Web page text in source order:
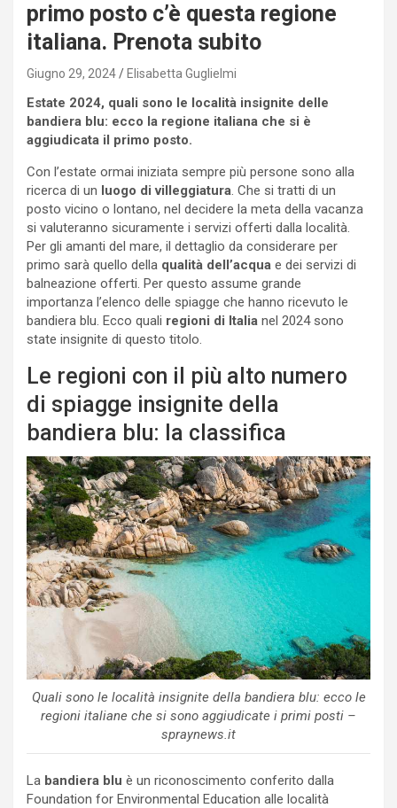
primo posto c’è questa regione
italiana. Prenota subito
Giugno 29, 2024 Elisabetta Guglielmi
Estate 2024, quali sono le località insignite delle
bandiera blu: ecco la regione italiana che si è
aggiudicata il primo posto.
Con l’estate ormai iniziata sempre più persone sono alla
ricerca di un luogo di villeggiatura. Che si tratti di un
posto vicino o lontano, nel decidere la meta della vacanza
si valuteranno sicuramente i servizi offerti dalla località.
Per gli amanti del mare, il dettaglio da considerare per
primo sarà quello della qualità dell’acqua e dei servizi di
balneazione offerti. Per questo assume grande
importanza l’elenco delle spiagge che hanno ricevuto le
bandiera blu. Ecco quali regioni di Italia nel 2024 sono
state insignite di questo titolo.
Le regioni con il più alto numero
di spiagge insignite della
bandiera blu: la classifica
Quali sono le località insignite della bandiera blu: ecco le
regioni italiane che si sono aggiudicate i primi posti –
spraynews.it
La bandiera blu è un riconoscimento conferito dalla
Foundation for Environmental Education alle località